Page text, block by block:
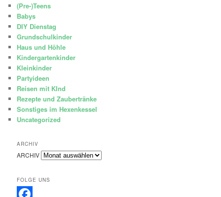
(Pre-)Teens
Babys
DIY Dienstag
Grundschulkinder
Haus und Höhle
Kindergartenkinder
Kleinkinder
Partyideen
Reisen mit KInd
Rezepte und Zaubertränke
Sonstiges im Hexenkessel
Uncategorized
ARCHIV
ARCHIV
FOLGE UNS